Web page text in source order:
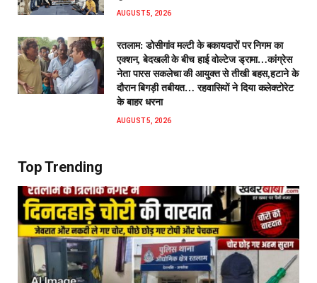
AUGUST 5, 2026
रतलाम: डोसीगांव मल्टी के बकायदारों पर निगम का
एक्शन, बेदखली के बीच हाई वोल्टेज ड्रामा…कांग्रेस
नेता पारस सकलेचा की आयुक्त से तीखी बहस,हटाने के
दौरान बिगड़ी तबीयत… रहवासियों ने दिया कलेक्टोरेट
के बाहर धरना
AUGUST 5, 2026
Top Trending